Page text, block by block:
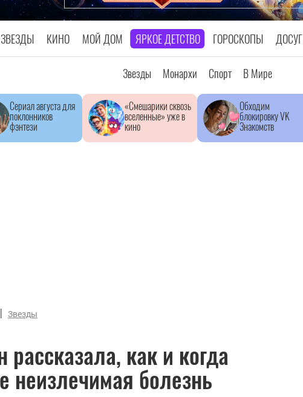
ЗВЕЗДЫ КИНО МОЙ ДОМ ЯРКОЕ ДЕТСТВО ГОРОСКОПЫ ДОСУГ
Звезды Монархи Спорт В Мире
Сериал августа для
поклонников
фэнтези
«Смешарики сквозь
вселенные» уже в
кино
Обходим
блокировку VK
Знакомств
| Звезды
как и когда
неизлечимая болезнь